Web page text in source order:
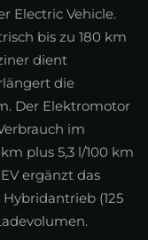
Electric Vehicle.
bis zu 180 km
dient
die
Der Elektromotor
im
plus 5,3 l/100 km
ergänzt das
(125